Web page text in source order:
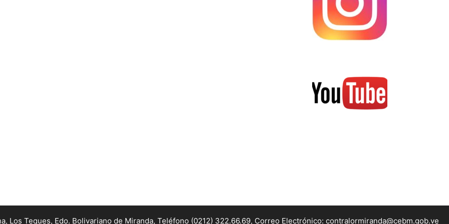
Los Teques, Edo. Bolivariano de Miranda, Teléfono (0212) 322.66.69, Correo Electrónico: contralormiranda@cebm.gob.ve